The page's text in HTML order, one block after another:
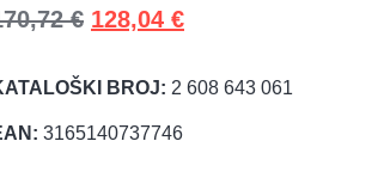
€ 128,04 €
BROJ: 2 608 643 061
3165140737746